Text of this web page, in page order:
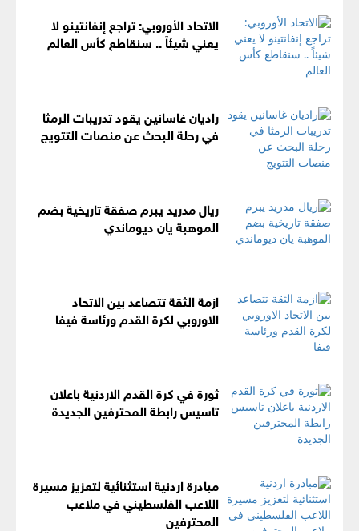
الاتحاد الأوروبي: تراجع إنفانتينو لا
يعني شيئاً .. سنقاطع كأس العالم
راديان غاسانين يقود تدريبات الرمثا
في رحلة البحث عن منصات التتويج
ريال مدريد يبرم صفقة تاريخية بضم
الموهبة يان ديوماندي
ازمة الثقة تتصاعد بين الاتحاد
الاوروبي لكرة القدم ورئاسة فيفا
ثورة في كرة القدم الاردنية باعلان
تاسيس رابطة المحترفين الجديدة
مبادرة اردنية استثنائية لتعزيز مسيرة
اللاعب الفلسطيني في ملاعب
المحترفين